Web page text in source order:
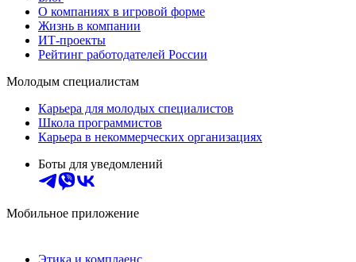
О компаниях в игровой форме
Жизнь в компании
ИТ-проекты
Рейтинг работодателей России
Молодым специалистам
Карьера для молодых специалистов
Школа программистов
Карьера в некоммерческих организациях
Боты для уведомлений
Мобильное приложение
Этика и комплаенс